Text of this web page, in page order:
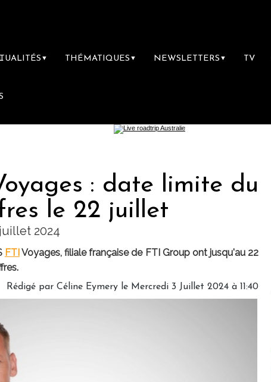
▼ THÉMATIQUES ▼ NEWSLETTERS ▼ TV
: date limite du
le 22 juillet
2024
FTIVoyages, filiale française de FTI Group ont jusqu'au 22
Rédigé par Céline Eymery le Mercredi 3 Juillet 2024 à 11:40